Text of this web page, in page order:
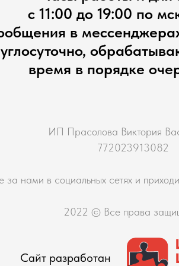
с 11:00 до 19:00 по
в
время в порядке
ИП Прасолова Виктория
772023913082
за нами в социальных сетях и
2022 © Все права
Сайт разработан